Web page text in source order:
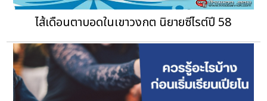
ไส้เดือนตาบอดในเขาวงกต นิยายซีไรต์ปี 58